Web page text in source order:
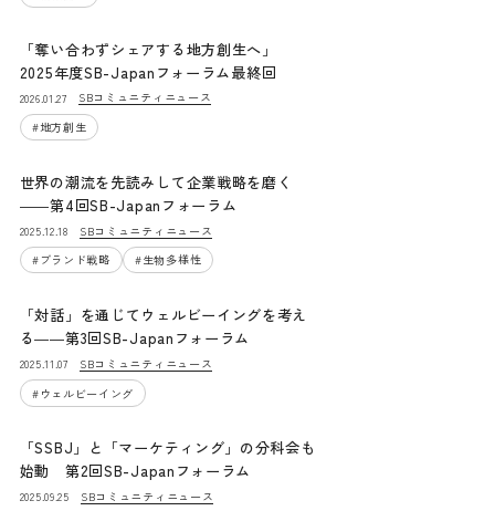
「奪い合わずシェアする地方創生へ」
2025年度SB-Japanフォーラム最終回
2026.01.27
SBコミュニティニュース
#地方創生
世界の潮流を先読みして企業戦略を磨く
――第4回SB-Japanフォーラム
2025.12.18
SBコミュニティニュース
# ブランド戦略 #生物多様性
「対話」を通じてウェルビーイングを考え
る――第3回SB-Japanフォーラム
2025.11.07
SBコミュニティニュース
# ウェルビーイング
「SSBJ」と「マーケティング」の分科会も
始動 第2回SB-Japanフォーラム
2025.09.25
SBコミュニティニュース